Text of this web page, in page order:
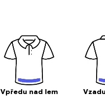
Vpředu nad lem